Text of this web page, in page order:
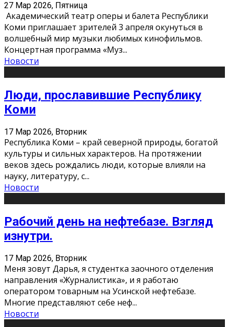
27 Мар 2026, Пятница
Академический театр оперы и балета Республики
Коми приглашает зрителей 3 апреля окунуться в
волшебный мир музыки любимых кинофильмов.
Концертная программа «Муз...
Новости
Люди, прославившие Республику
Коми
17 Мар 2026, Вторник
Республика Коми – край северной природы, богатой
культуры и сильных характеров. На протяжении
веков здесь рождались люди, которые влияли на
науку, литературу, с...
Новости
Рабочий день на нефтебазе. Взгляд
изнутри.
17 Мар 2026, Вторник
Меня зовут Дарья, я студентка заочного отделения
направления «Журналистика», и я работаю
оператором товарным на Усинской нефтебазе.
Многие представляют себе неф...
Новости